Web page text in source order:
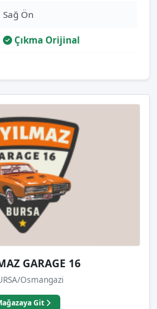
Sağ Ön
Çıkma Orijinal
GARAGE 16
Osmangazi
Git